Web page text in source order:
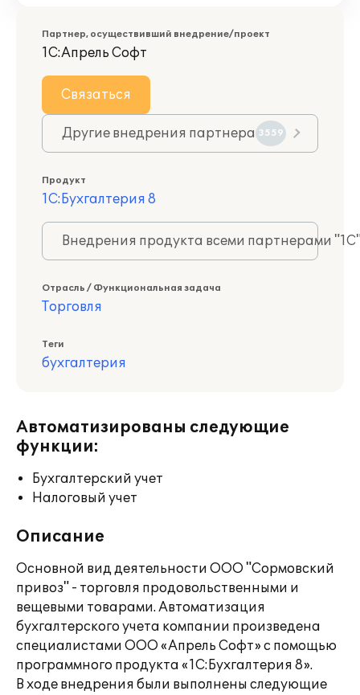
Партнер, осуществивший внедрение/проект
1С:Апрель Софт
Связаться
Другие внедрения партнера 3559
Продукт
1С:Бухгалтерия 8
Внедрения продукта всеми партнерами
Отрасль / Функциональная задача
Торговля
Теги
бухгалтерия
Автоматизированы следующие
функции:
Бухгалтерский учет
Налоговый учет
Описание
Основной вид деятельности ООО "Сормовский
привоз" - торговля продовольственными и
вещевыми товарами. Автоматизация
бухгалтерского учета компании произведена
специалистами ООО «Апрель Софт» с помощью
программного продукта «1С:Бухгалтерия 8».
В ходе внедрения были выполнены следующие